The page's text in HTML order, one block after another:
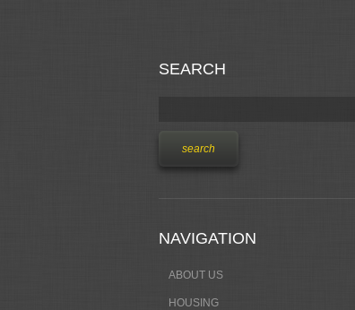
SEARCH
NAVIGATION
ABOUT US
HOUSING